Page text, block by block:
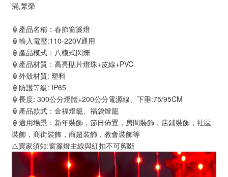
滿,繁榮
🏮產品名稱：春節窗簾燈
🏮輸入電壓:110-220V通用
🏮產品模式：八模式閃爍
🏮產品材質：高亮貼片燈珠+皮線+PVC
🏮外殼材質: 塑料
🏮防護等級: IP65
🏮長度: 300公分燈體+200公分電源線、下垂:75/95CM
🏮產品款式：金福燈籠、福袋燈籠
🏮適用場景：新年裝飾，節日佈置，房間裝飾，店鋪裝飾，社區
裝飾，商街裝飾，商超裝飾，教會裝飾等
⚠️買家須知:窗簾燈主線與紅扣不可剪斷